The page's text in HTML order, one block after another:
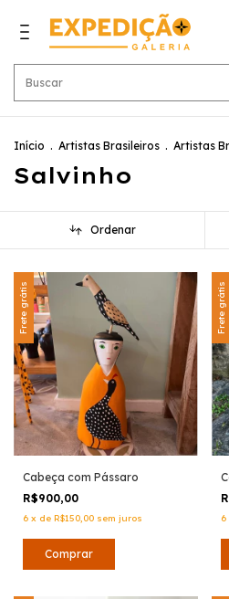
Início . Artistas Brasileiros . Artistas
Salvinho
Ordenar
Frete grátis
Cabeça com Pássaro
R$900,00
6 x de R$150,00 sem juros
Frete grátis
6